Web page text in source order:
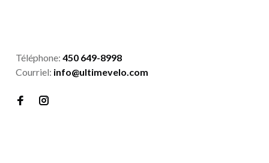
Téléphone: 450 649-8998
Courriel: info@ultimevelo.com